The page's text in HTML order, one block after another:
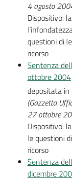
4 agosto
Dispositivo:
questioni di
ricorso
Sentenza
ottobre 2004
depositata
(Gazzetta
27 ottobre
Dispositivo:
le questioni
ricorso
Sentenza
dicembre